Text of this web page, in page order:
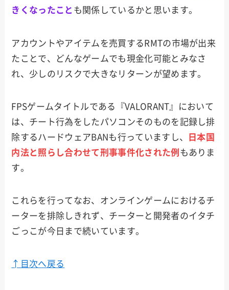
きくなったこと も関係しているかと思います。
アカウントやアイテムを売買するRMTの市場が出来
たことで、どんなゲームでも現金化可能とみなさ
れ、少しのリスクで大きなリターンが望めます。
FPSゲームタイトルである『VALORANT』において
は、チート行為をしたパソコンそのものを記録し排
除するハードウェアBANも行っていますし、
日本国
内法と照らし合わせて刑事事件化された例 もありま
す。
これらを行ってなお、オンラインゲームにおけるチ
ーターを排除しきれず、チーターと開発者のイタチ
ごっこが今日まで続いています。
↑目次へ戻る